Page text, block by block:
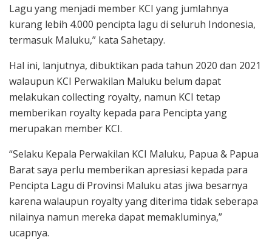
Lagu yang menjadi member KCI yang jumlahnya
kurang lebih 4.000 pencipta lagu di seluruh Indonesia,
termasuk Maluku,” kata Sahetapy.
Hal ini, lanjutnya, dibuktikan pada tahun 2020 dan 2021
walaupun KCI Perwakilan Maluku belum dapat
melakukan collecting royalty, namun KCI tetap
memberikan royalty kepada para Pencipta yang
merupakan member KCI.
“Selaku Kepala Perwakilan KCI Maluku, Papua & Papua
Barat saya perlu memberikan apresiasi kepada para
Pencipta Lagu di Provinsi Maluku atas jiwa besarnya
karena walaupun royalty yang diterima tidak seberapa
nilainya namun mereka dapat memakluminya,”
ucapnya.